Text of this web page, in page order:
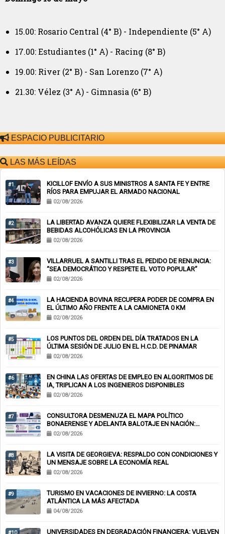
15.00: Rosario Central (4° B) - Independiente (5° A)
17.00: Estudiantes (1° A) - Racing (8° B)
19.00: River (2° B) - San Lorenzo (7° A)
21.30: Vélez (3° A) - Gimnasia (6° B)
ESPACIO PUBLICITARIO
LAS MÁS LEÍDAS
#1
KICILLOF ENVÍO A SUS MINISTROS A SANTA FE Y ENTRE
RÍOS PARA EMPUJAR EL ARMADO NACIONAL
02/08/2026
#2
LA LIBERTAD AVANZA QUIERE FLEXIBILIZAR LA VENTA DE
BEBIDAS ALCOHÓLICAS EN LA PROVINCIA
02/08/2026
#3
VILLARRUEL A SANTILLI TRAS EL PEDIDO DE RENUNCIA:
“SEA DEMOCRÁTICO Y RESPETE EL VOTO POPULAR”
02/08/2026
#4
LA HACIENDA BOVINA RECUPERA PODER DE COMPRA EN
EL ÚLTIMO AÑO FRENTE A LA CAMIONETA 0 KM
02/08/2026
#5
LOS PUNTOS DEL ORDEN DEL DÍA TRATADOS EN LA
ÚLTIMA SESIÓN DE JULIO EN EL H.C.D. DE PINAMAR
02/08/2026
#6
EN CHINA LAS OFERTAS DE EMPLEO EN ALGORITMOS DE
IA, TRIPLICAN A LOS INGENIEROS DISPONIBLES
02/08/2026
#7
CONSULTORA DESMENUZA EL MAPA POLÍTICO
BONAERENSE Y ADELANTA BALOTAJE EN NACIÓN:
KICILLOF-MILEI
02/08/2026
#8
LA VISITA DE GEORGIEVA: RESPALDO CON CONDICIONES Y
UN MENSAJE SOBRE LA ECONOMÍA REAL
02/08/2026
#9
TURISMO EN VACACIONES DE INVIERNO: LA COSTA
ATLÁNTICA LA MÁS AFECTADA
04/08/2026
UNIVERSIDADES EN DEGRADACIÓN FINANCIERA: VUELVEN